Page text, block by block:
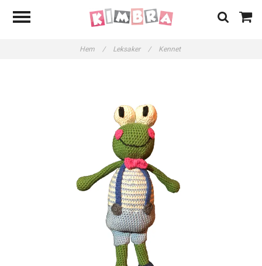
Hem / Leksaker / Kennet